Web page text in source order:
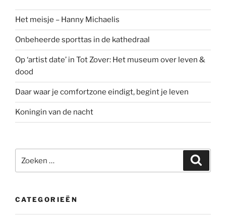
Het meisje – Hanny Michaelis
Onbeheerde sporttas in de kathedraal
Op ‘artist date’ in Tot Zover: Het museum over leven &
dood
Daar waar je comfortzone eindigt, begint je leven
Koningin van de nacht
naar:
CATEGORIEËN